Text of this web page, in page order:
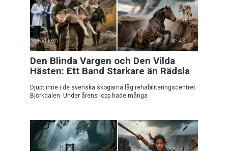
Nyfiken 0 43
Den Blinda Vargen och Den Vilda
Hästen: Ett Band Starkare än Rädsla
Djupt inne i de svenska skogarna låg rehabiliteringscentret
Björkdalen. Under årens lopp hade många